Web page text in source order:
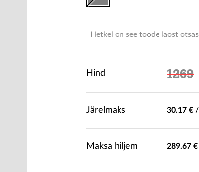
Hetkel on see toode laost otsas
Hind 1269
Järelmaks 30.17 € /
Maksa hiljem 289.67 €